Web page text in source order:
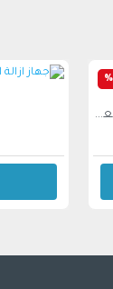
مشط تسخين كهربائي محمول متعدد الوظائف